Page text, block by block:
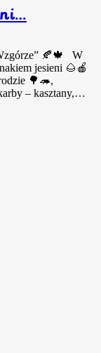
🍂🍁 W
jesieni 🌰🍎
🌳🦔,
– kasztany,…